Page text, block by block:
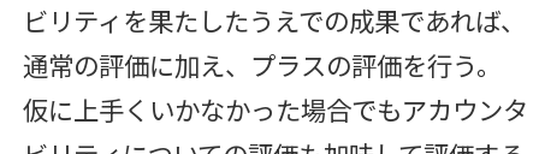
ビリティを果たしたうえでの成果であれば、
通常の評価に加え、プラスの評価を行う。
仮に上手くいかなかった場合でもアカウンタ